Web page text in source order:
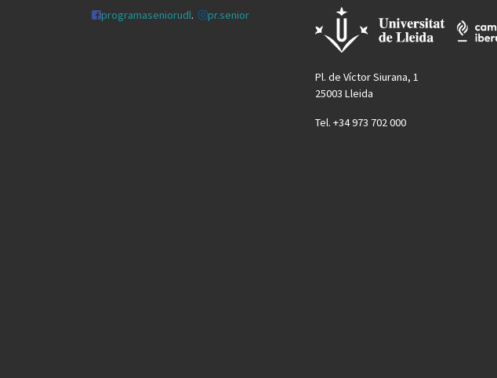
programaseniorudl. pr.senior
Pl. de Víctor Siurana, 1
25003 Lleida
Tel. +34 973 702 000